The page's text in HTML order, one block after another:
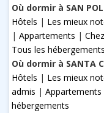
Où dormir à SAN
Hôtels | Les mieux
| Appartements |
Tous les hébergements
Où dormir à SANTA
Hôtels | Les mieux
admis | Appartements
hébergements